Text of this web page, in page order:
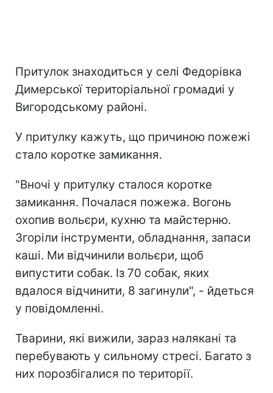
Притулок знаходиться у селі Федорівка
Димерської територіальної громадиі у
Вигородському районі.
У притулку кажуть, що причиною пожежі
стало коротке замикання.
"Вночі у притулку сталося коротке
замикання. Почалася пожежа. Вогонь
охопив вольєри, кухню та майстерню.
Згоріли інструменти, обладнання, запаси
каші. Ми відчинили вольєри, щоб
випустити собак. Із 70 собак, яких
вдалося відчинити, 8 загинули", - йдеться
у повідомленні.
Тварини, які вижили, зараз налякані та
перебувають у сильному стресі. Багато з
них порозбігалися по території.